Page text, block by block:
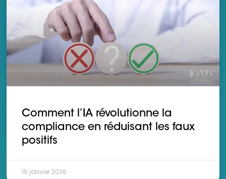
Comment l’IA révolutionne la
compliance en réduisant les faux
positifs
15 janvier 2026